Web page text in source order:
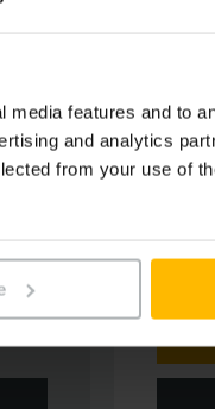
features and to
and analytics
from your use of